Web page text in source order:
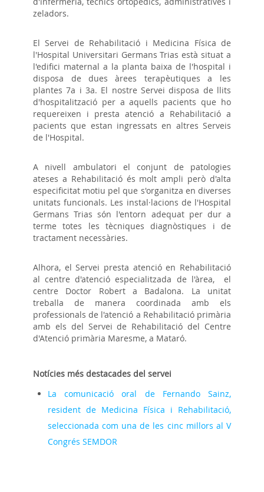
zeladors.
El Servei de Rehabilitació i Medicina Física de
l'Hospital Universitari Germans Trias està situat a
l'edifici maternal a la planta baixa de l'hospital i
disposa de dues àrees terapèutiques a les
plantes 7a i 3a. El nostre Servei disposa de llits
d'hospitalització per a aquells pacients que ho
requereixen i presta atenció a Rehabilitació a
pacients que estan ingressats en altres Serveis
de l'Hospital.
A nivell ambulatori el conjunt de patologies
ateses a Rehabilitació és molt ampli però d'alta
especificitat motiu pel que s'organitza en diverses
unitats funcionals. Les instal·lacions de l'Hospital
Germans Trias són l'entorn adequat per dur a
terme totes les tècniques diagnòstiques i de
tractament necessàries.
Alhora, el Servei presta atenció en Rehabilitació
al centre d'atenció especialitzada de l'àrea, el
centre Doctor Robert a Badalona. La unitat
treballa de manera coordinada amb els
professionals de l'atenció a Rehabilitació primària
amb els del Servei de Rehabilitació del Centre
d'Atenció primària Maresme, a Mataró.
Notícies més destacades del servei
La comunicació oral de Fernando Sainz,
resident de Medicina Física i Rehabilitació,
seleccionada com una de les cinc millors al V
Congrés SEMDOR